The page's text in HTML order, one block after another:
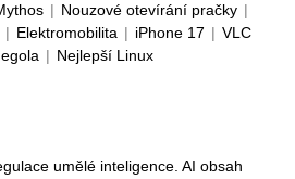
| Nouzové otevírání pračky |
| Elektromobilita | iPhone 17 | VLC
| Nejlepší Linux
umělé inteligence. AI obsah